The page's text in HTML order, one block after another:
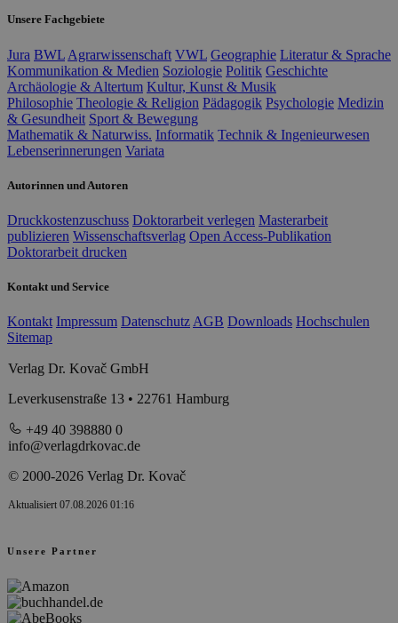
Unsere Fachgebiete
Jura BWL Agrarwissenschaft VWL Geographie Literatur & Sprache
Kommunikation & Medien Soziologie Politik Geschichte
Archäologie & Altertum Kultur, Kunst & Musik
Philosophie Theologie & Religion Pädagogik Psychologie Medizin
& Gesundheit Sport & Bewegung
Mathematik & Naturwiss. Informatik Technik & Ingenieurwesen
Lebenserinnerungen Variata
Autorinnen und Autoren
Druckkostenzuschuss Doktorarbeit verlegen Masterarbeit
publizieren Wissenschaftsverlag Open Access-Publikation
Doktorarbeit drucken
Kontakt und Service
Kontakt Impressum Datenschutz AGB Downloads Hochschulen
Sitemap
Verlag Dr. Kovač GmbH
Leverkusenstraße 13 • 22761 Hamburg
+49 40 398880 0
info@verlagdrkovac.de
© 2000-2026 Verlag Dr. Kovač
Aktualisiert 07.08.2026 01:16
Unsere Partner